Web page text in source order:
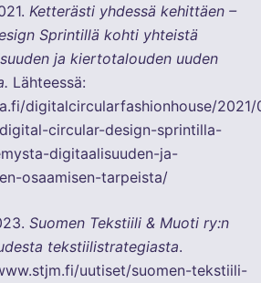
Ketterästi yhdessä kehittäen –
Sprintillä kohti yhteistä
ja kiertotalouden uuden
Lähteessä:
digitalcircularfashionhouse/
circular-design-sprintilla-
digitaalisuuden-ja-
osaamisen-tarpeista/
Suomen Tekstiili & Muoti ry:n
tekstiilistrategiasta.
uutiset/suomen-tekstiili-